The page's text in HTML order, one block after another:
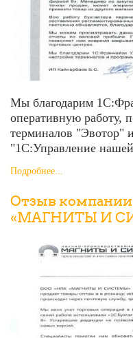
Мы благодарим
оперативную работу,
терминалов "Эвотор"
"1С:Управление
Подробнее...
Отзыв
«МАГНИТЫ И